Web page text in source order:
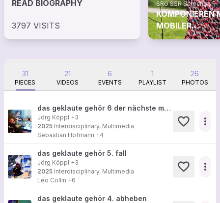
studied classical music, flute,
READ BIOGRAPHY
3797 VISITS
SRG SSR Selection
KOMPONIEREN
MOBILER
TECHNOLOGIE:
31
PIECES
21
VIDEOS
6
EVENTS
1
PLAYLIST
26
PHOTOS
das geklaute gehör 6 der nächste mamoru wird zu spät gekommen sein
Jörg Köppl +3
2025 Interdisciplinary, Multimedia
Sebastian Hofmann +4
more_horiz
das geklaute gehör 5. fall
Jörg Köppl +3
2025 Interdisciplinary, Multimedia
Léo Collin +6
more_horiz
das geklaute gehör 4. abheben